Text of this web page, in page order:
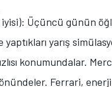
iyisi): Üçüncü günün
yarış
konumundalar.
Ferrari,